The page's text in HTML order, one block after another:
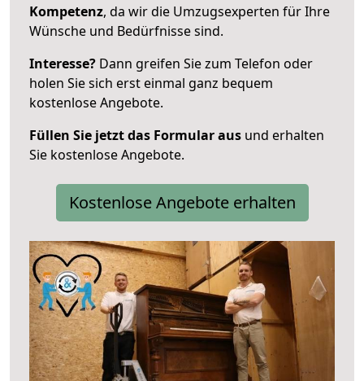
Kompetenz, da wir die Umzugsexperten für Ihre
Wünsche und Bedürfnisse sind.
Interesse? Dann greifen Sie zum Telefon oder
holen Sie sich erst einmal ganz bequem
kostenlose Angebote.
Füllen Sie jetzt das Formular aus und erhalten
Sie kostenlose Angebote.
Kostenlose Angebote erhalten